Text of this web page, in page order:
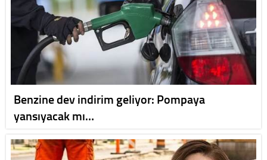
Benzine dev indirim geliyor: Pompaya
yansıyacak mı…